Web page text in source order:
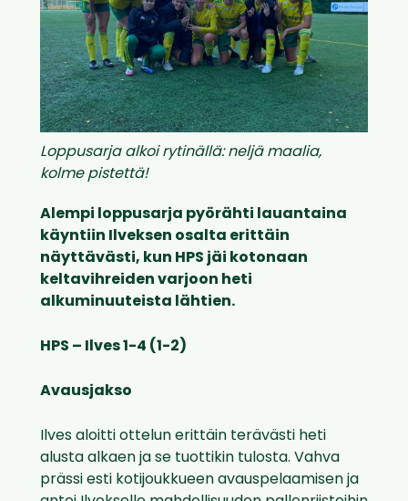
Loppusarja alkoi rytinällä: neljä maalia,
kolme pistettä!
Alempi loppusarja pyörähti lauantaina
käyntiin Ilveksen osalta erittäin
näyttävästi, kun HPS jäi kotonaan
keltavihreiden varjoon heti
alkuminuuteista lähtien.
HPS – Ilves 1-4 (1-2)
Avausjakso
Ilves aloitti ottelun erittäin terävästi heti
alusta alkaen ja se tuottikin tulosta. Vahva
prässi esti kotijoukkueen avauspelaamisen ja